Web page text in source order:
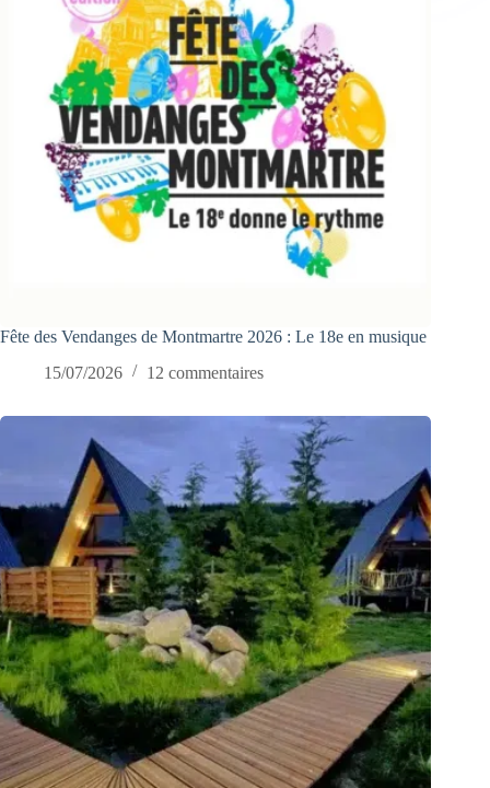
Fête des Vendanges de Montmartre 2026 : Le 18e en musique
15/07/2026
12 commentaires